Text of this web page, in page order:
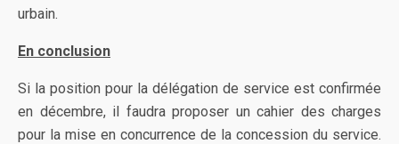
urbain.
En conclusion
Si la position pour la délégation de service est confirmée
en décembre, il faudra proposer un cahier des charges
pour la mise en concurrence de la concession du service.